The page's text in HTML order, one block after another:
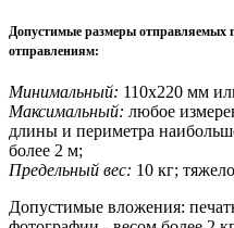
Допустимые размеры отправляемых
отправлениям:
Минимальный: 110х220 мм
Максимальный: любое
длины и периметра
более 2 м;
Предельный вес: 10 кг;
Допустимые вложения: